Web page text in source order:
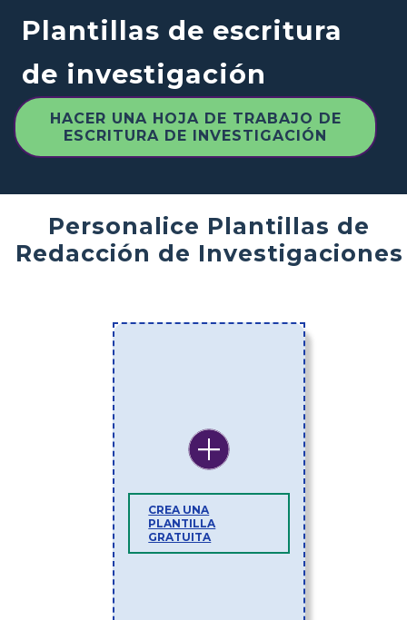
Plantillas de escritura
de investigación
HACER UNA HOJA DE TRABAJO DE
ESCRITURA DE INVESTIGACIÓN
Personalice Plantillas de
Redacción de Investigaciones
CREA UNA
PLANTILLA
GRATUITA